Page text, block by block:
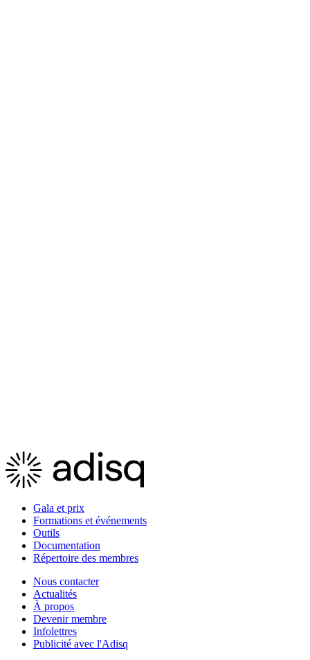
Gala et prix
Formations et événements
Outils
Documentation
Répertoire des membres
Nous contacter
Actualités
À propos
Devenir membre
Infolettres
Publicité avec l'Adisq